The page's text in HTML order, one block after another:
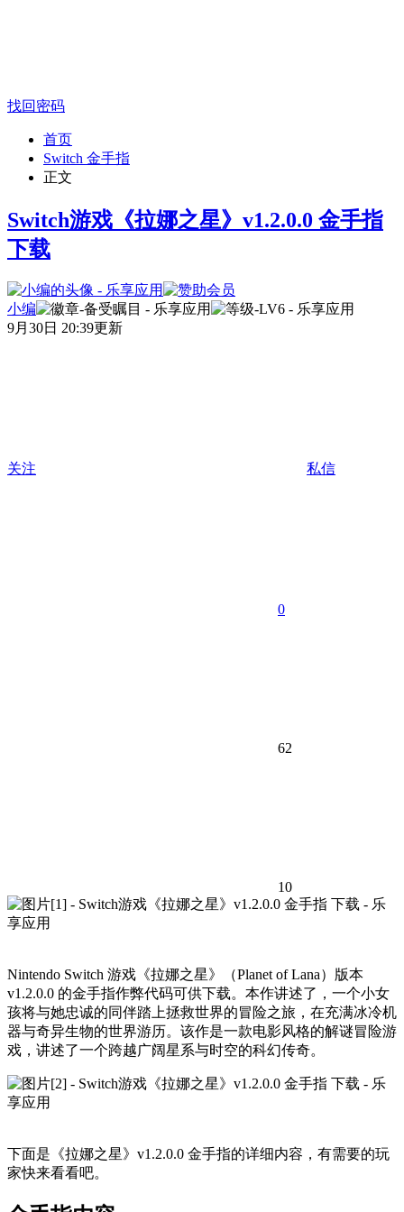
找回密码
首页
Switch 金手指
正文
Switch游戏《拉娜之星》v1.2.0.0 金手指
下载
小编
9月30日 20:39更新
关注 私信
0
62
10
Nintendo Switch 游戏《拉娜之星》（Planet of Lana）版本
v1.2.0.0 的金手指作弊代码可供下载。本作讲述了，一个小女
孩将与她忠诚的同伴踏上拯救世界的冒险之旅，在充满冰冷机
器与奇异生物的世界游历。该作是一款电影风格的解谜冒险游
戏，讲述了一个跨越广阔星系与时空的科幻传奇。
下面是《拉娜之星》v1.2.0.0 金手指的详细内容，有需要的玩
家快来看看吧。